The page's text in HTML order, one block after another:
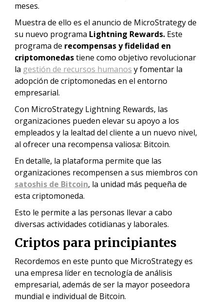
meses.
Muestra de ello es el anuncio de MicroStrategy de
su nuevo programa Lightning Rewards. Este
programa de recompensas y fidelidad en
criptomonedastiene como objetivo revolucionar
la gestión de recursos humanos y fomentar la
adopción de criptomonedas en el entorno
empresarial.
Con MicroStrategy Lightning Rewards, las
organizaciones pueden elevar su apoyo a los
empleados y la lealtad del cliente a un nuevo nivel,
al ofrecer una recompensa valiosa: Bitcoin.
En detalle, la plataforma permite que las
organizaciones recompensen a sus miembros con
satoshis de Bitcoin, la unidad más pequeña de
esta criptomoneda.
Esto le permite a las personas llevar a cabo
diversas actividades cotidianas y laborales.
Criptos para principiantes
Recordemos en este punto que MicroStrategy es
una empresa líder en tecnología de análisis
empresarial, además de ser la mayor poseedora
mundial e individual de Bitcoin.